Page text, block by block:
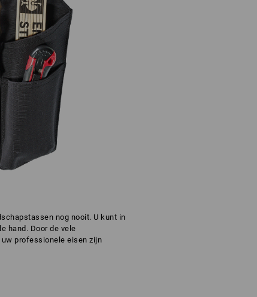
nog nooit. U kunt in
hand. Door de vele
professionele eisen zijn